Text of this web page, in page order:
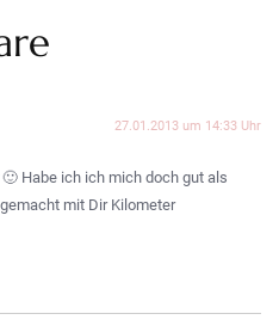
27.01.2013 um 14:33 Uhr
Habe ich ich mich doch gut als
mit Dir Kilometer